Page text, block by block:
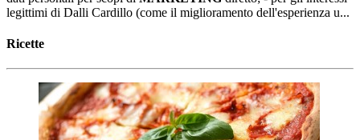
legittimi di Dalli Cardillo (come il miglioramento dell'esperienza u...
Ricette